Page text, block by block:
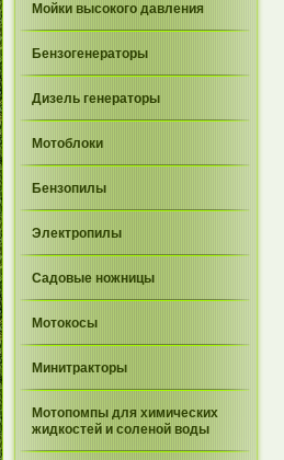
Мойки высокого давления
Бензогенераторы
Дизель генераторы
Мотоблоки
Бензопилы
Электропилы
Садовые ножницы
Мотокосы
Минитракторы
Мотопомпы для химических
жидкостей и соленой воды